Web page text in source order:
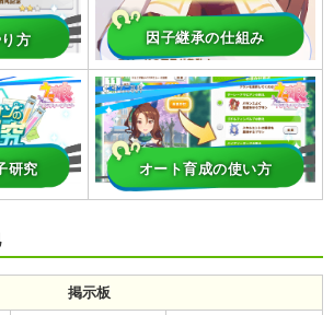
方 因子継承の仕組み
研究 オート育成の使い方
掲示板